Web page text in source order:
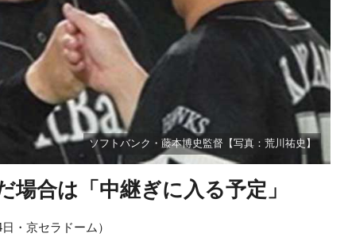
ソフトバンク・藤本博史監督【写真：荒川祐史】
合は「中継ぎに入る予定」
・京セラドーム）